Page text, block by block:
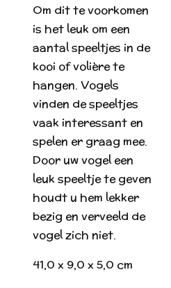
Om dit te voorkomen
is het leuk om een
aantal speeltjes in de
kooi of volière te
hangen. Vogels
vinden de speeltjes
vaak interessant en
spelen er graag mee.
Door uw vogel een
leuk speeltje te geven
houdt u hem lekker
bezig en verveeld de
vogel zich niet.
41,0 x 9,0 x 5,0 cm